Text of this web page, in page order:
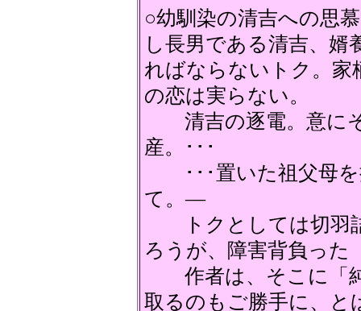
○幼馴染の清吉への思
し長男である清吉、
ればならないトク。家
の恋は実らない。
清吉の逐電。意にそ
産。･･･
･･･置いた祖父母を
て。―
トクとしては切羽
ろうが、障害背負った
作者は、そこに「純
取るのもご勝手に、